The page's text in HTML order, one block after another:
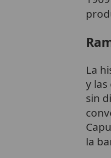
La
y las
sin
la